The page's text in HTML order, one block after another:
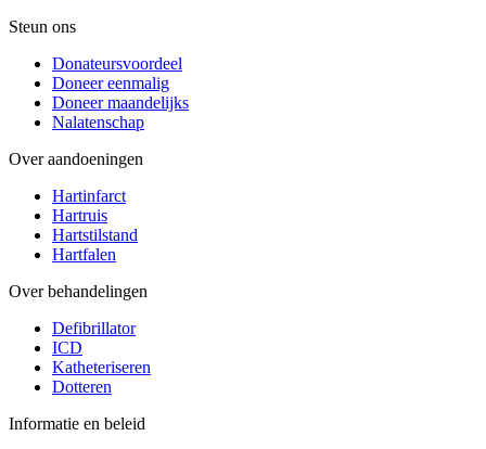
Steun ons
Donateursvoordeel
Doneer eenmalig
Doneer maandelijks
Nalatenschap
Over aandoeningen
Hartinfarct
Hartruis
Hartstilstand
Hartfalen
Over behandelingen
Defibrillator
ICD
Katheteriseren
Dotteren
Informatie en beleid